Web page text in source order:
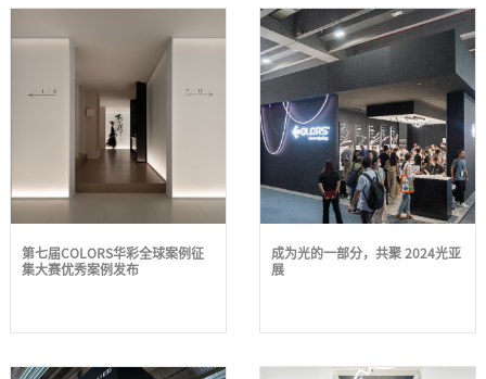
第七届COLORS华彩全球案例征
集大赛优秀案例发布
成为光的一部分，共聚 2024光亚
展